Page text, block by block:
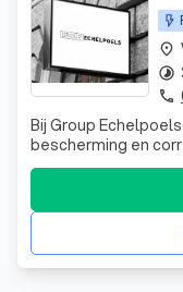
Bij Group
bescherming en
sector, beheren
conform de
place
timelapse
phone